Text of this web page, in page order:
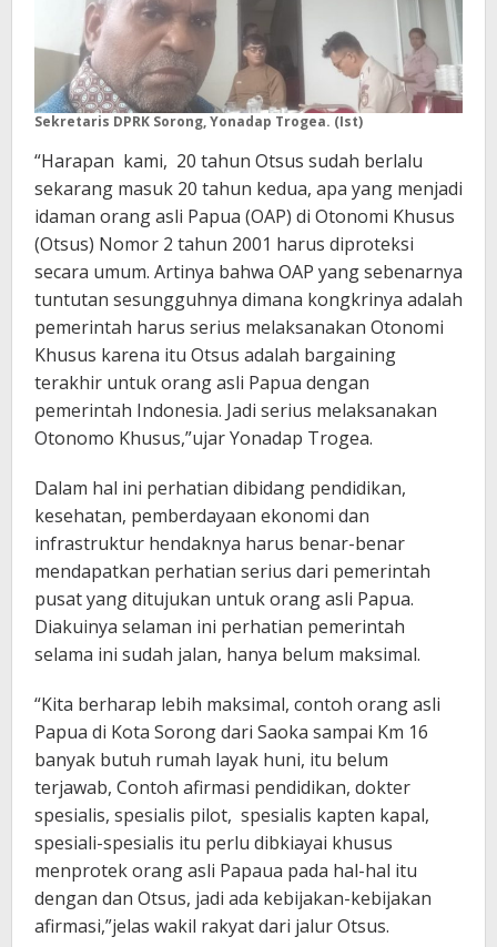
Sekretaris DPRK Sorong, Yonadap Trogea. (Ist)
“Harapan kami, 20 tahun Otsus sudah berlalu
sekarang masuk 20 tahun kedua, apa yang menjadi
idaman orang asli Papua (OAP) di Otonomi Khusus
(Otsus) Nomor 2 tahun 2001 harus diproteksi
secara umum. Artinya bahwa OAP yang sebenarnya
tuntutan sesungguhnya dimana kongkrinya adalah
pemerintah harus serius melaksanakan Otonomi
Khusus karena itu Otsus adalah bargaining
terakhir untuk orang asli Papua dengan
pemerintah Indonesia. Jadi serius melaksanakan
Otonomo Khusus,”ujar Yonadap Trogea.
Dalam hal ini perhatian dibidang pendidikan,
kesehatan, pemberdayaan ekonomi dan
infrastruktur hendaknya harus benar-benar
mendapatkan perhatian serius dari pemerintah
pusat yang ditujukan untuk orang asli Papua.
Diakuinya selaman ini perhatian pemerintah
selama ini sudah jalan, hanya belum maksimal.
“Kita berharap lebih maksimal, contoh orang asli
Papua di Kota Sorong dari Saoka sampai Km 16
banyak butuh rumah layak huni, itu belum
terjawab, Contoh afirmasi pendidikan, dokter
spesialis, spesialis pilot, spesialis kapten kapal,
spesiali-spesialis itu perlu dibkiayai khusus
menprotek orang asli Papaua pada hal-hal itu
dengan dan Otsus, jadi ada kebijakan-kebijakan
afirmasi,”jelas wakil rakyat dari jalur Otsus.